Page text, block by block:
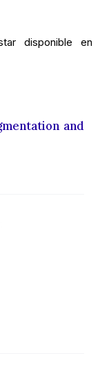
disponible en
and